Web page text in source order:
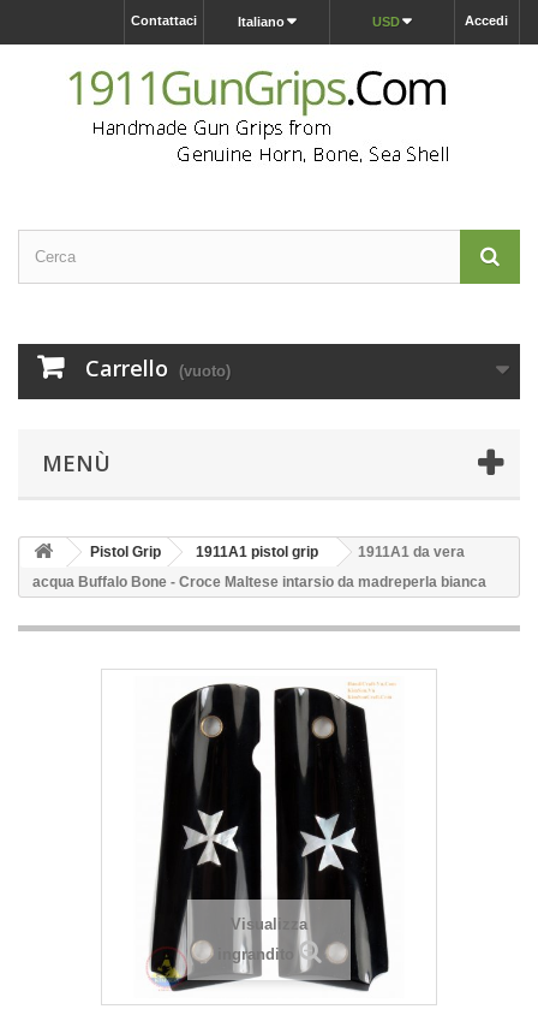
Accedi
USD
Italiano
Contattaci
Carrello (vuoto)
MENÙ
Pistol Grip 1911A1 pistol grip
1911A1 da vera
acqua Buffalo Bone - Croce Maltese intarsio da madreperla bianca
Visualizza
ingrandito